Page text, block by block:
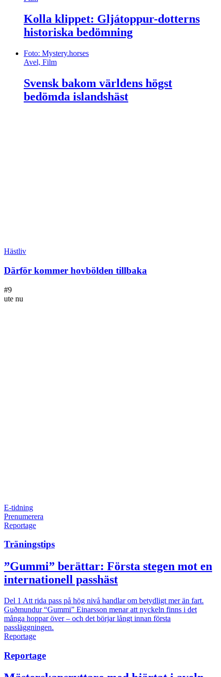
Kolla klippet: Gljátoppur-dotterns
historiska bedömning
Foto: Mystery.horses
Avel, Film
Svensk bakom världens högst
bedömda islandshäst
Hästliv
Därför kommer hovbölden tillbaka
#9
ute nu
E-tidning
Prenumerera
Reportage
Träningstips
”Gummi” berättar: Första stegen mot en
internationell passhäst
Del 1 Att rida pass på hög nivå handlar om betydligt mer än fart.
Guðmundur “Gummi” Einarsson menar att nyckeln finns i det
många hoppar över – och det börjar långt innan första
passläggningen.
Reportage
Reportage